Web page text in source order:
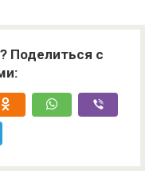
Поделиться с